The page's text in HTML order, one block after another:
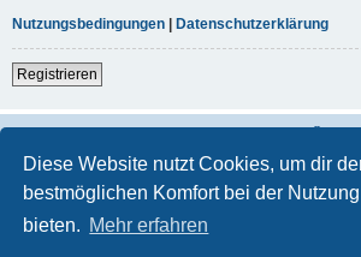
Diese Website nutzt Cookies, um dir
bestmöglichen Komfort bei der
bieten. Mehr erfahren
Nutzungsbedingungen | Datenschutzerklärung
Registrieren